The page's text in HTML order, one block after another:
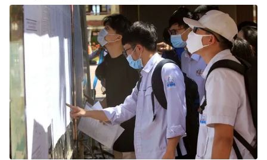
THỜI BÁO VTV
Theo dõi báo trên
Cơ quan chủ quản:Đài Truyền hình Việt Nam
Cơ quan báo chí: Thời báo VTV
Giấy phép hoạt động báo in và báo điện tử số 483/GP-BTTTT
cấp ngày 29/12/2023
Tổng Biên tập:Vũ Thanh Thủy